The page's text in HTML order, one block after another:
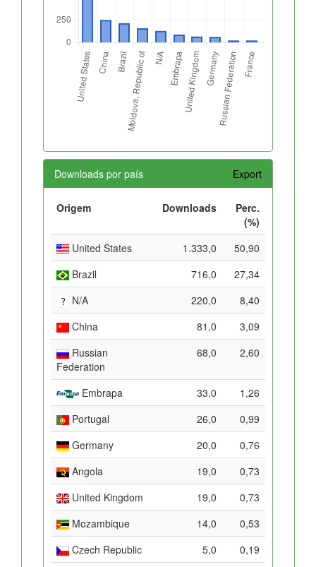
Downloads por país Export
Origem Downloads
Perc.
(%)
United States
1.333,0
50,90
Brazil
716,0
27,34
N/A
220,0
8,40
China
81,0
3,09
Russian
Federation
68,0 2,60
Embrapa 33,0
1,26
Portugal
26,0
0,99
Germany
20,0
0,76
Angola
19,0
0,73
United Kingdom
19,0
0,73
Mozambique
14,0
0,53
Czech Republic
5,0
0,19